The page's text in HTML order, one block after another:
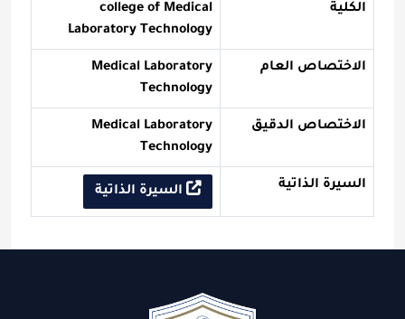
الكلية
college of Medical
Laboratory Technology
الاختصاص العام
Medical Laboratory
Technology
الاختصاص الدقيق
Medical Laboratory
Technology
السيرة الذاتية السيرة الذاتية